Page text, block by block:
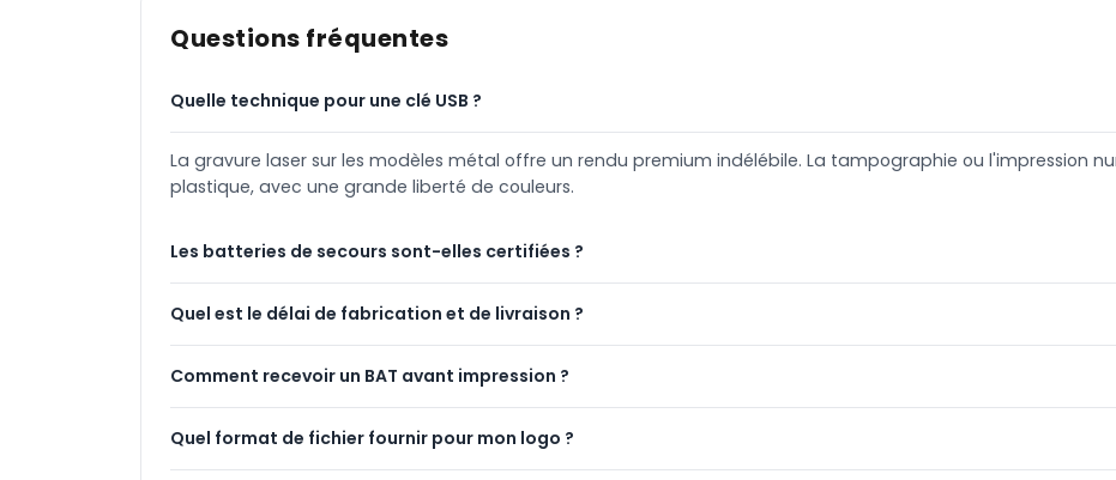
Questions fréquentes
Quelle technique pour une clé USB ?
La gravure laser sur les modèles métal offre un rendu premium indélébile. La tampographie ou l'impression
plastique, avec une grande liberté de couleurs.
Les batteries de secours sont-elles certifiées ?
Quel est le délai de fabrication et de livraison ?
Comment recevoir un BAT avant impression ?
Quel format de fichier fournir pour mon logo ?